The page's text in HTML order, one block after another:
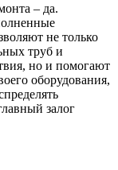
– да.
не только
труб и
но и помогают
оборудования,
залог